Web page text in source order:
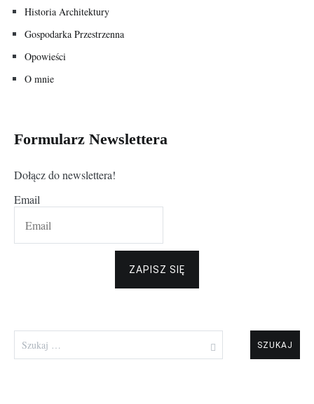
Historia Architektury
Gospodarka Przestrzenna
Opowieści
O mnie
Formularz Newslettera
Dołącz do newslettera!
Email
ZAPISZ SIĘ